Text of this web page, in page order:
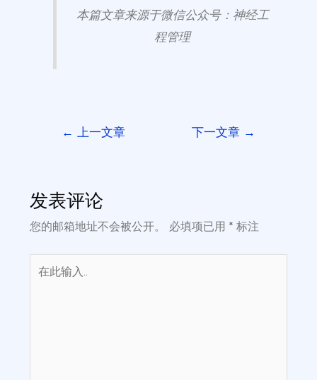
本篇文章来源于微信公众号：神经工
程管理
← 上一文章 下一文章 →
发表评论
您的邮箱地址不会被公开。 必填项已用 *标注